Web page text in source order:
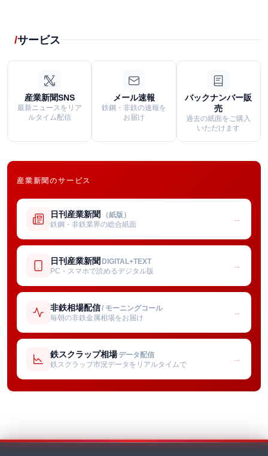
サービス
産業新聞SNS
最新ニュースをリア
ルタイム配信
メール速報
鉄鋼・非鉄の速報を
お届け
バックナンバー販
売
過去の紙面をご購入
いただけます
産業新聞のサービス
日刊産業新聞 （紙版）
鉄鋼・非鉄業界の総合紙面
→
日刊産業新聞 DIGITAL+TEXT
PC・スマホで読めるデジタル版
→
非鉄相場配信/ モーニングコール
毎朝の非鉄金属相場をお届け
→
鉄スクラップ相場 データ配信
鉄スクラップ市況データをリアルタイムで
→